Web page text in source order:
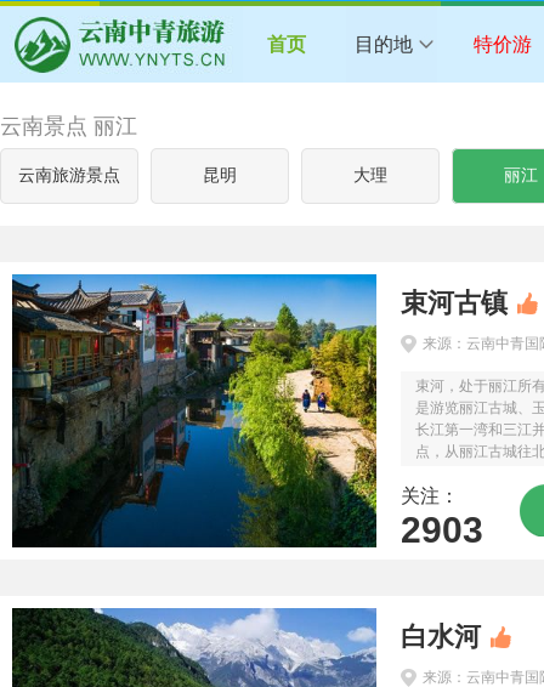
首页 目的地 特价游
云南景点 丽江
云南旅游景点 昆明 大理 丽江
束河古镇
来源：云南中青
束河，处于丽江所
是游览丽江古城、
长江第一湾和三江
点，从丽江古城往
片密集的村落，这
关注：
2903
白水河
来源：云南中青